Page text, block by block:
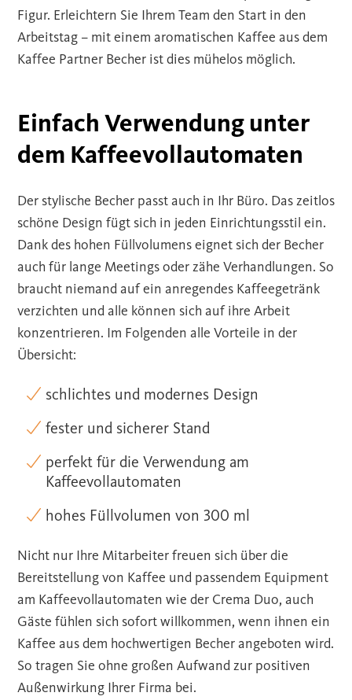
Figur. Erleichtern Sie Ihrem Team den Start in den
Arbeitstag – mit einem aromatischen Kaffee aus dem
Kaffee Partner Becher ist dies mühelos möglich.
Einfach Verwendung unter
dem Kaffeevollautomaten
Der stylische Becher passt auch in Ihr Büro. Das zeitlos
schöne Design fügt sich in jeden Einrichtungsstil ein.
Dank des hohen Füllvolumens eignet sich der Becher
auch für lange Meetings oder zähe Verhandlungen. So
braucht niemand auf ein anregendes Kaffeegetränk
verzichten und alle können sich auf ihre Arbeit
konzentrieren. Im Folgenden alle Vorteile in der
Übersicht:
schlichtes und modernes Design
fester und sicherer Stand
perfekt für die Verwendung am
Kaffeevollautomaten
hohes Füllvolumen von 300 ml
Nicht nur Ihre Mitarbeiter freuen sich über die
Bereitstellung von Kaffee und passendem Equipment
am Kaffeevollautomaten wie der Crema Duo, auch
Gäste fühlen sich sofort willkommen, wenn ihnen ein
Kaffee aus dem hochwertigen Becher angeboten wird.
So tragen Sie ohne großen Aufwand zur positiven
Außenwirkung Ihrer Firma bei.